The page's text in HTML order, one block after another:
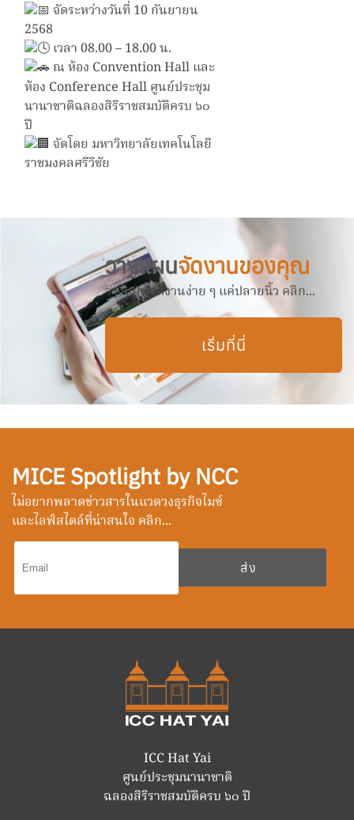
จัดระหว่างวันที่ 10 กันยายน
2568
เวลา 08.00 – 18.00 น.
ณ ห้อง Convention Hall และ
ห้อง Conference Hall ศูนย์ประชุม
นานาชาติฉลองสิริราชสมบัติครบ ๖๐
ปี
จัดโดย มหาวิทยาลัยเทคโนโลยี
ราชมงคลศรีวิชัย
วางแผนจัดงานของคุณ
วางแผนจัดงานง่าย ๆ แค่ปลายนิ้ว คลิก...
เริ่มที่นี่
MICE Spotlight by NCC
ไม่อยากพลาดข่าวสารในแวดวงธุรกิจไมซ์
และไลฟ์สไตล์ที่น่าสนใจ คลิก...
ICC Hat Yai
ศูนย์ประชุมนานาชาติ
ฉลองสิริราชสมบัติครบ ๖๐ ปี